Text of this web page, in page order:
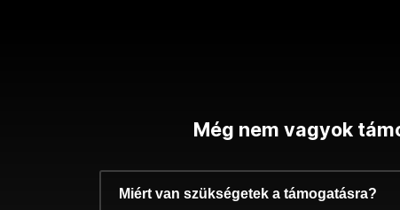
Még nem vagyok
Miért van szükségetek a támogatásra?